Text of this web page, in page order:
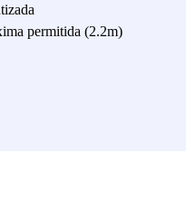
permitida (2.2m)